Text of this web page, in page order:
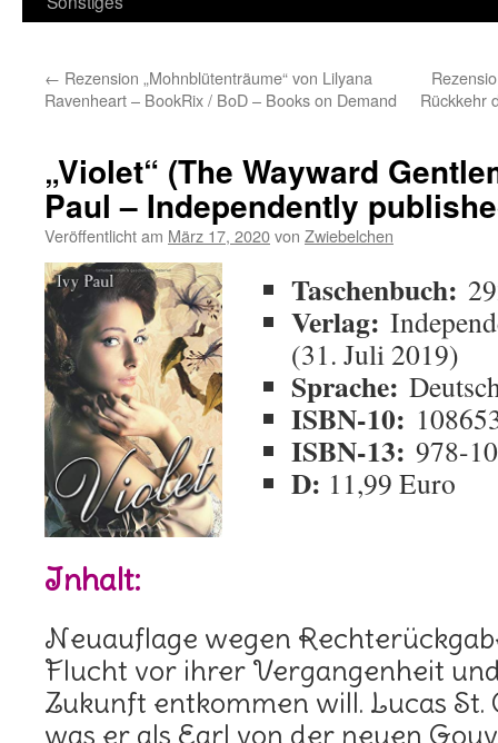
← Rezension „Mohnblütenträume“ von Lilyana
Ravenheart – BookRix / BoD – Books on Demand
Rückkehr
„Violet“ (The Wayward
Paul – Independently
Veröffentlicht am März 17, 2020von Zwiebelchen
Taschenbuch:
Verlag:
(31. Juli 2019)
Sprache:
ISBN-10:
ISBN-13: 978-
D: 11,99 Euro
Inhalt:
Neuauflage wegen
Flucht vor ihrer Vergangenheit
Zukunft entkommen will. Lucas St.
was er als Earl von der neuen